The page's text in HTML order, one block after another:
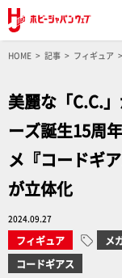
HOME 記事 フィギュア
美麗な「C.C.
ーズ誕生15周
メ『コードギ
が立体化
2024.09.27
フィギュア メ
コードギアス